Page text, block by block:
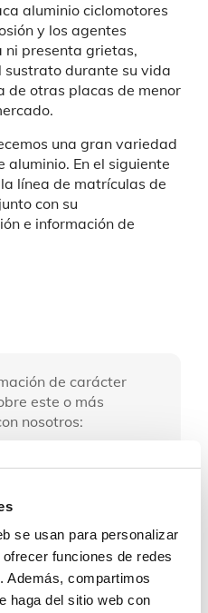
se usan para personalizar
funciones de redes
Además, compartimos
haga del sitio web con
aluminio ciclomotores
y los agentes
ni presenta grietas,
durante su vida
de otras placas de menor
una gran variedad
En el siguiente
línea de matrículas de
con su
e información de
de carácter
este o más
nosotros: